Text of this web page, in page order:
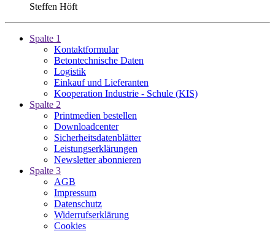
Steffen Höft
Spalte 1
Kontaktformular
Betontechnische Daten
Logistik
Einkauf und Lieferanten
Kooperation Industrie - Schule (KIS)
Spalte 2
Printmedien bestellen
Downloadcenter
Sicherheitsdatenblätter
Leistungserklärungen
Newsletter abonnieren
Spalte 3
AGB
Impressum
Datenschutz
Widerrufserklärung
Cookies